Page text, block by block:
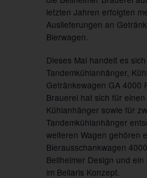
letzten Jahren erfolgten
Auslieferungen an
Bierwagen.
Dieses Mal handelt es
Tandemkühlanhänger,
Getränkewagen GA 4000
Brauerei hat sich für
Kühlanhänger sowie für
Tandemkühlanhänger
weiteren Wagen gehören
Bierausschankwagen
Bellheimer Design und
im Bellaris Konzept.